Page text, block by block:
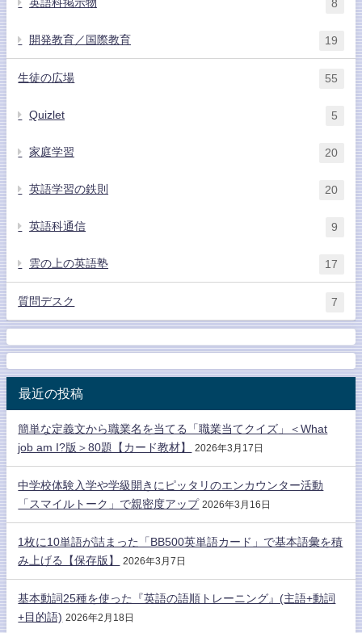
8
開発教育／国際教育 19
生徒の広場 55
Quizlet 5
家庭学習 20
英語学習の鉄則 20
英語科通信 9
雲の上の英語塾 17
質問デスク 7
最近の投稿
簡単な定義文から職業名を当てる「職業当てクイズ」＜What
job am I?版＞80題【カード教材】
2026年3月17日
中学校体験入学や学級開きにピッタリのエンカウンター活動
「スマイルトーク」で親密度アップ 2026年3月16日
1枚に10単語が詰まった「BB500英単語カード」で基本語彙を積
み上げる【保存版】
2026年3月7日
基本動詞25種を使った『英語の語順トレーニング』(主語+動詞
+目的語) 2026年2月18日